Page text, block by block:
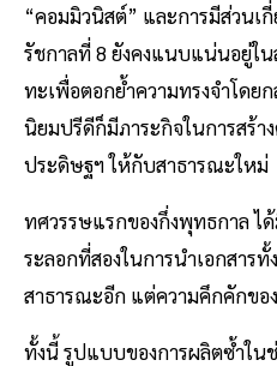
“คอมมิวนิสต์” และการมีส่วนเ
รัชกาลที่ 8 ยังคงแนบแน่นอยู่ใน
ทะเพื่อตอกย้ำความทรงจำโด
นิยมปรีดีก็มีภาระกิจในการสร้า
ประดิษฐฯ ให้กับสาธารณะใหม่
ทศวรรษแรกของกึ่งพุทธกาล ไ
ระลอกที่สองในการนำเอกสาร
สาธารณะอีก แต่ความคึกคักขอ
ทั้งนี้ รูปแบบของการผลิตซ้ำใน